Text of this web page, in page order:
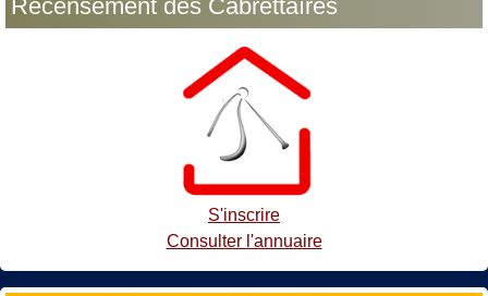
Recensement des Cabrettaïres
S'inscrire
Consulter l'annuaire